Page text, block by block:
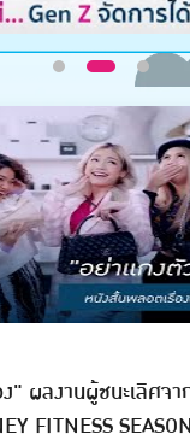
" ผลงานผู้ชนะเลิศจ
FITNESS